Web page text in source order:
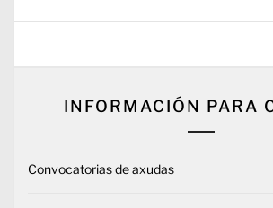
INFORMACIÓN PARA
Convocatorias de axudas